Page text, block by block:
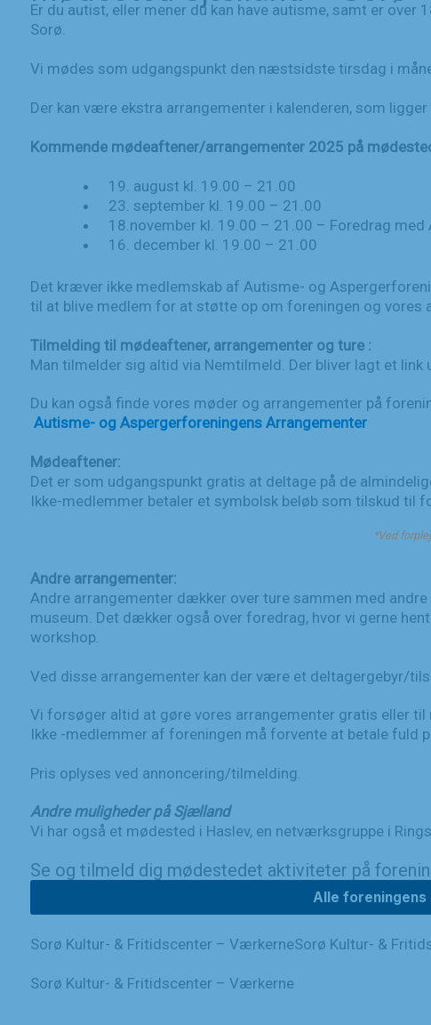
Er du autist, eller mener du kan have autisme, samt er over
Sorø.
Vi mødes som udgangspunkt den næstsidste tirsdag i
Der kan være ekstra arrangementer i kalenderen, som
Kommende mødeaftener/arrangementer 2025 på
19. august kl. 19.00 – 21.00
23. september kl. 19.00 – 21.00
18.november kl. 19.00 – 21.00 – Foredrag med
16. december kl. 19.00 – 21.00
Det kræver ikke medlemskab af Autisme- og
til at blive medlem for at støtte op om foreningen og vores
Tilmelding til mødeaftener, arrangementer og ture :
Man tilmelder sig altid via Nemtilmeld. Der bliver lagt et link
Du kan også finde vores møder og arrangementer på
Autisme- og Aspergerforeningens Arrangementer
Mødeaftener:
Det er som udgangspunkt gratis at deltage på de
Ikke-medlemmer betaler et symbolsk beløb som tilskud til
*Ved
Andre arrangementer:
Andre arrangementer dækker over ture sammen med
museum. Det dækker også over foredrag, hvor vi gerne
workshop.
Ved disse arrangementer kan der være et deltagergebyr/
Vi forsøger altid at gøre vores arrangementer gratis eller
Ikke -medlemmer af foreningen må forvente at betale fuld
Pris oplyses ved annoncering/tilmelding.
Andre muligheder på Sjælland
Vi har også et mødested i Haslev, en netværksgruppe i
Se og tilmeld dig mødestedet aktiviteter på
Alle
Sorø Kultur- & Fritidscenter – VærkerneSorø Kultur- &
Sorø Kultur- & Fritidscenter – Værkerne